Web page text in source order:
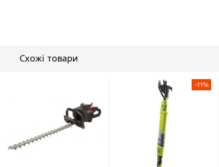
Схожі товари
-11%